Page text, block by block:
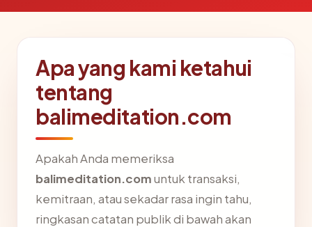
Apa yang kami ketahui
tentang
balimeditation.com
Apakah Anda memeriksa
balimeditation.comuntuk transaksi,
kemitraan, atau sekadar rasa ingin tahu,
ringkasan catatan publik di bawah akan